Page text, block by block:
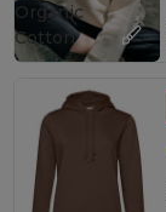
Organic
Cotton